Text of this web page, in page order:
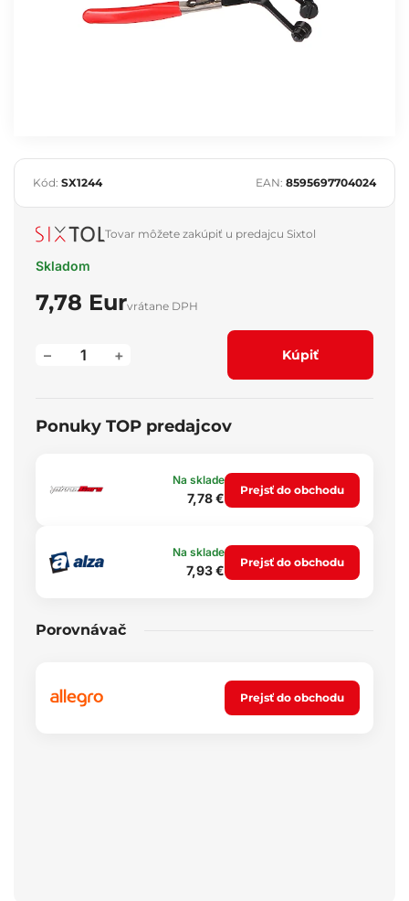
Kód: SX1244 EAN: 8595697704024
Tovar môžete zakúpiť u predajcu Sixtol
Skladom
7,78 Eurvrátane DPH
+
– Kúpiť
Ponuky TOP predajcov
Na sklade
7,78 €
Prejsť do obchodu
Na sklade
7,93 €
Prejsť do obchodu
Porovnávač
Prejsť do obchodu